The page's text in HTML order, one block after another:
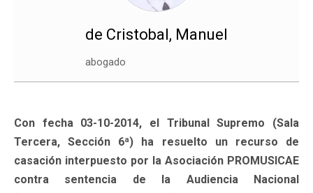
de Cristobal, Manuel
abogado
Con fecha 03-10-2014, el Tribunal Supremo (Sala
Tercera, Sección 6ª) ha resuelto un recurso de
casación interpuesto por la Asociación PROMUSICAE
contra sentencia de la Audiencia Nacional